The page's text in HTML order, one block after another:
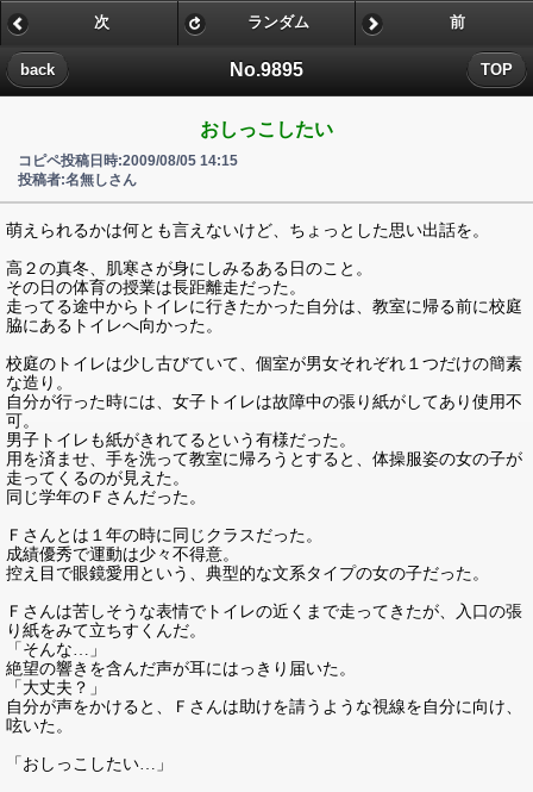
No.9895
back TOP
次 ランダム 前
おしっこしたい
コピペ投稿日時:2009/08/05 14:15
投稿者:名無しさん
萌えられるかは何とも言えないけど、ちょっとした思い出話を。
高２の真冬、肌寒さが身にしみるある日のこと。
その日の体育の授業は長距離走だった。
走ってる途中からトイレに行きたかった自分は、教室に帰る前に校庭
脇にあるトイレへ向かった。
校庭のトイレは少し古びていて、個室が男女それぞれ１つだけの簡素
な造り。
自分が行った時には、女子トイレは故障中の張り紙がしてあり使用不
可。
男子トイレも紙がきれてるという有様だった。
用を済ませ、手を洗って教室に帰ろうとすると、体操服姿の女の子が
走ってくるのが見えた。
同じ学年のＦさんだった。
Ｆさんとは１年の時に同じクラスだった。
成績優秀で運動は少々不得意。
控え目で眼鏡愛用という、典型的な文系タイプの女の子だった。
Ｆさんは苦しそうな表情でトイレの近くまで走ってきたが、入口の張
り紙をみて立ちすくんだ。
「そんな…」
絶望の響きを含んだ声が耳にはっきり届いた。
「大丈夫？」
自分が声をかけると、Ｆさんは助けを請うような視線を自分に向け、
呟いた。
「おしっこしたい…」